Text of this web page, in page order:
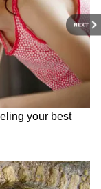
NEXT
दिल जीत लेंगे
नहीं
आते हैं,
में पूरी
की सुबह
News